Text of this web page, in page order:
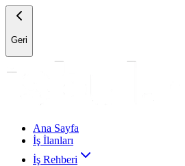
Geri
Ana Sayfa
İş İlanları
İş Rehberi